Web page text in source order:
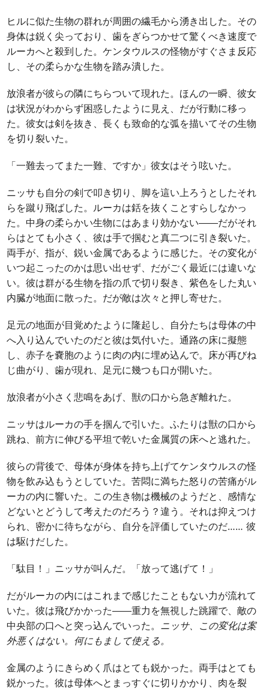
ヒルに似た生物の群れが周囲の繊毛から湧き出した。その
身体は鋭く尖っており、歯をぎらつかせて驚くべき速度で
ルーカへと殺到した。ケンタウルスの怪物がすぐさま反応
し、その柔らかな生物を踏み潰した。
放浪者が彼らの隣にちらついて現れた。ほんの一瞬、彼女
は状況がわからず困惑したように見え、だが行動に移っ
た。彼女は剣を抜き、長くも致命的な弧を描いてその生物
を切り裂いた。
「一難去ってまた一難、ですか」彼女はそう呟いた。
ニッサも自分の剣で叩き切り、脚を這い上ろうとしたそれ
らを蹴り飛ばした。ルーカは銛を抜くことすらしなかっ
た。中身の柔らかい生物にはあまり効かない――だがそれ
らはとても小さく、彼は手で掴むと真二つに引き裂いた。
両手が、指が、鋭い金属であるように感じた。その変化が
いつ起こったのかは思い出せず、だがごく最近には違いな
い。彼は群がる生物を指の爪で切り裂き、紫色をした丸い
内臓が地面に散った。だが敵は次々と押し寄せた。
足元の地面が目覚めたように隆起し、自分たちは母体の中
へ入り込んでいたのだと彼は気付いた。通路の床に擬態
し、赤子を嚢胞のように肉の内に埋め込んで。床が再びね
じ曲がり、歯が現れ、足元に幾つも口が開いた。
放浪者が小さく悲鳴をあげ、獣の口から急ぎ離れた。
ニッサはルーカの手を掴んで引いた。ふたりは獣の口から
跳ね、前方に伸びる平坦で乾いた金属質の床へと逃れた。
彼らの背後で、母体が身体を持ち上げてケンタウルスの怪
物を飲み込もうとしていた。苦悶に満ちた怒りの苦痛がル
ーカの内に響いた。この生き物は機械のようだと、感情な
どないとどうして考えたのだろう？違う。それは抑えつけ
られ、密かに待ちながら、自分を評価していたのだ…… 彼
は駆けだした。
「駄目！」ニッサが叫んだ。「放って逃げて！」
だがルーカの内にはこれまで感じたこともない力が流れて
いた。彼は飛びかかった――重力を無視した跳躍で、敵の
中央部の口へと突っ込んでいった。 ニッサ、この変化は案
外悪くはない。何にもまして使える。
金属のようにきらめく爪はとても鋭かった。両手はとても
鋭かった。彼は母体へとまっすぐに切りかかり、肉を裂